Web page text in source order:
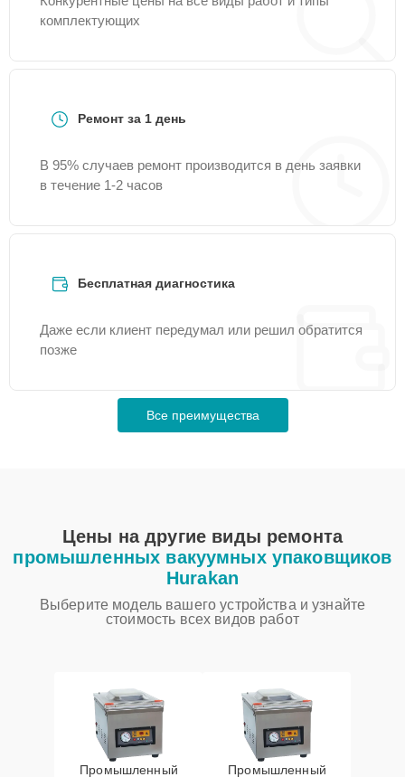
комплектующих
Ремонт за 1 день
В 95% случаев ремонт производится в день заявки
в течение 1-2 часов
Бесплатная диагностика
Даже если клиент передумал или решил обратится
позже
Все преимущества
Цены на другие виды ремонта
промышленных вакуумных упаковщиков
Hurakan
Выберите модель вашего устройства и узнайте
стоимость всех видов работ
Промышленный Промышленный